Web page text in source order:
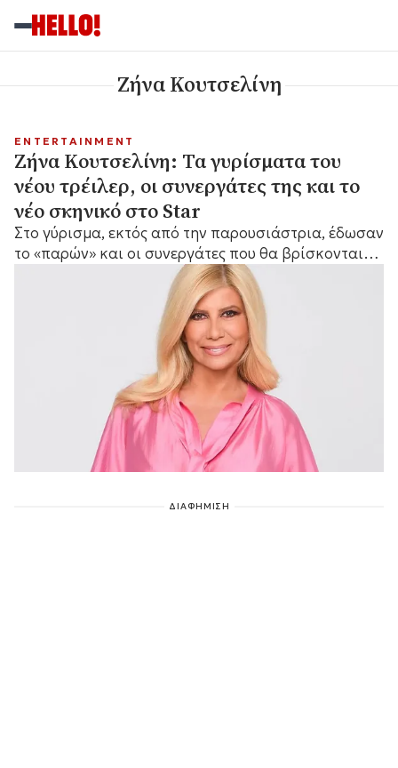
Ζήνα Κουτσελίνη
ENTERTAINMENT
Ζήνα Κουτσελίνη: Τα γυρίσματα του
νέου τρέιλερ, οι συνεργάτες της και το
νέο σκηνικό στο Star
Στο γύρισμα, εκτός από την παρουσιάστρια, έδωσαν
το «παρών» και οι συνεργάτες που θα βρίσκονται
μαζί της μπροστά από τις κάμερες
ΔΙΑΦΗΜΙΣΗ